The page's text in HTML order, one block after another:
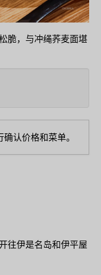
脆，与冲绳荞麦面堪
认价格和菜单。
往伊是名岛和伊平屋